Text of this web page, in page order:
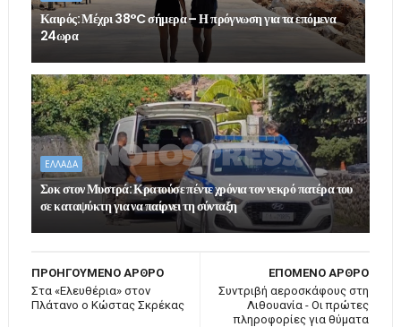
Καιρός: Μέχρι 38°C σήμερα – Η πρόγνωση για τα επόμενα
24ωρα
ΕΛΛΑΔΑ
Σοκ στον Μυστρά: Κρατούσε πέντε χρόνια τον νεκρό πατέρα του
σε καταψύκτη για να παίρνει τη σύνταξη
ΕΠΟΜΕΝΟ ΑΡΘΡΟ
Συντριβή αεροσκάφους στη
Λιθουανία - Οι πρώτες
πληροφορίες για θύματα
ΠΡΟΗΓΟΥΜΕΝΟ ΑΡΘΡΟ
Στα «Ελευθέρια» στον
Πλάτανο ο Κώστας Σκρέκας